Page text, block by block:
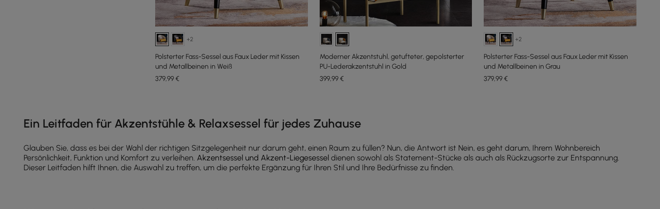
+2
Polsterter Fass-Sessel aus Faux Leder mit Kissen
und Metallbeinen in Weiß
379,99€
Moderner Akzentstuhl, getufteter, gepolsterter
PU-Lederakzentstuhl in Gold
399,99€
+2
Polsterter Fass-Sessel aus Faux Leder mit Kissen
und Metallbeinen in Grau
379,99€
Ein Leitfaden für Akzentstühle & Relaxsessel für jedes Zuhause
Glauben Sie, dass es bei der Wahl der richtigen Sitzgelegenheit nur darum geht, einen Raum zu füllen? Nun, die Antwort ist Nein, es geht darum, Ihrem Wohnbereich
Persönlichkeit, Funktion und Komfort zu verleihen. Akzentsessel und Akzent-Liegesessel dienen sowohl als Statement-Stücke als auch als Rückzugsorte zur Entspannung.
Dieser Leitfaden hilft Ihnen, die Auswahl zu treffen, um die perfekte Ergänzung für Ihren Stil und Ihre Bedürfnisse zu finden.